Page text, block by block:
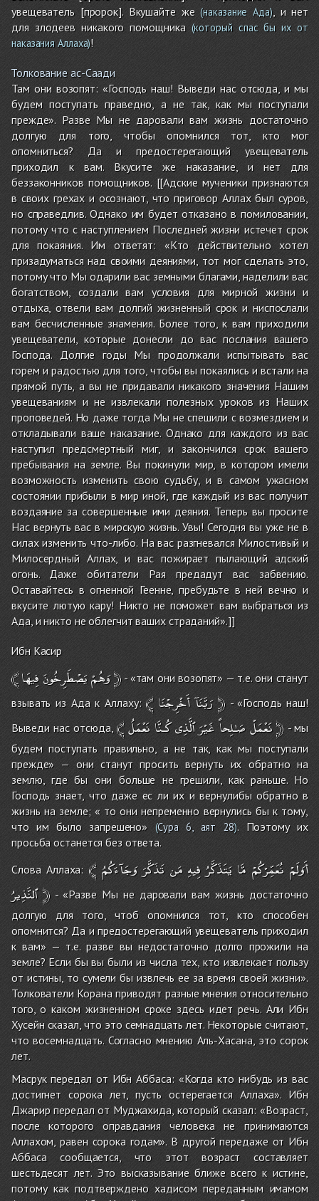
увещеватель [пророк]. Вкушайте же(наказание Ада), и нет
для злодеев никакого помощника(который спас бы их от
наказания Аллаха)!
Толкование ас-Саади
Там они возопят: «Господь наш! Выведи нас отсюда, и мы
будем поступать праведно, а не так, как мы поступали
прежде». Разве Мы не даровали вам жизнь достаточно
долгую для того, чтобы опомнился тот, кто мог
опомниться? Да и предостерегающий увещеватель
приходил к вам. Вкусите же наказание, и нет для
беззаконников помощников. [[Адские мученики признаются
в своих грехах и осознают, что приговор Аллах был суров,
но справедлив. Однако им будет отказано в помиловании,
потому что с наступлением Последней жизни истечет срок
для покаяния. Им ответят: «Кто действительно хотел
призадуматься над своими деяниями, тот мог сделать это,
потому что Мы одарили вас земными благами, наделили вас
богатством, создали вам условия для мирной жизни и
отдыха, отвели вам долгий жизненный срок и ниспослали
вам бесчисленные знамения. Более того, к вам приходили
увещеватели, которые донесли до вас послания вашего
Господа. Долгие годы Мы продолжали испытывать вас
горем и радостью для того, чтобы вы покаялись и встали на
прямой путь, а вы не придавали никакого значения Нашим
увещеваниям и не извлекали полезных уроков из Наших
проповедей. Но даже тогда Мы не спешили с возмездием и
откладывали ваше наказание. Однако для каждого из вас
наступил предсмертный миг, и закончился срок вашего
пребывания на земле. Вы покинули мир, в котором имели
возможность изменить свою судьбу, и в самом ужасном
состоянии прибыли в мир иной, где каждый из вас получит
воздаяние за совершенные ими деяния. Теперь вы просите
Нас вернуть вас в мирскую жизнь. Увы! Сегодня вы уже не в
силах изменить что-либо. На вас разгневался Милостивый и
Милосердный Аллах, и вас пожирает пылающий адский
огонь. Даже обитатели Рая предадут вас забвению.
Оставайтесь в огненной Геенне, пребудьте в ней вечно и
вкусите лютую кару! Никто не поможет вам выбраться из
Ада, и никто не облегчит ваших страданий».]]
Ибн Касир
﴾ وَهُمْيَصْطَرِخُونَفِيهَا ﴿- «там они возопят» — т.е. они станут
взывать из Ада к Аллаху:﴾ رَبَّنَآأَخْرِجْنَا ﴿- «Господь наш!
Выведи нас отсюда,﴾ نَعْمَلْصَـٰلِحاًغَيْرَٱلَّذِىكُـنَّانَعْمَلُ ﴿- мы
будем поступать правильно, а не так, как мы поступали
прежде» — они станут просить вернуть их обратно на
землю, где бы они больше не грешили, как раньше. Но
Господь знает, что даже ес ли их и вернулибы обратно в
жизнь на земле; « то они непременно вернулись бы к тому,
что им было запрешено» (Сура 6, аят 28). Поэтому их
просьба останется без ответа.
Слова Аллаха: ﴾ أَوَلَمْ نُعَمِّرْكُمْ مَّا يَتَذَكَّرُ فِيهِ مَن تَذَكَّرَ وَجَآءَكُمُ
ٱلنَّذِيرُ ﴿- «Разве Мы не даровали вам жизнь достаточно
долгую для того, чтоб опомнился тот, кто способен
опомнится? Да и предостерегающий увещеватель приходил
к вам» — т.е. разве вы недостаточно долго прожили на
земле? Если бы вы были из числа тех, кто извлекает пользу
от истины, то сумели бы извлечь ее за время своей жизни».
Толкователи Корана приводят разные мнения относительно
того, о каком жизненном сроке здесь идет речь. Али Ибн
Хусейн сказал, что это семнадцать лет. Некоторые считают,
что восемнадцать. Согласно мнению Аль-Хасана, это сорок
лет.
Масрук передал от Ибн Аббаса: «Когда кто нибудь из вас
достигнет сорока лет, пусть остерегается Аллаха». Ибн
Джарир передал от Муджахида, который сказал: «Возраст,
после которого оправдания человека не принимаются
Аллахом, равен сорока годам». В другой передаже от Ибн
Аббаса сообщается, что этот возраст составляет
шестьдесят лет. Это высказывание ближе всего к истине,
потому как подтверждено хадисом переданным имамом